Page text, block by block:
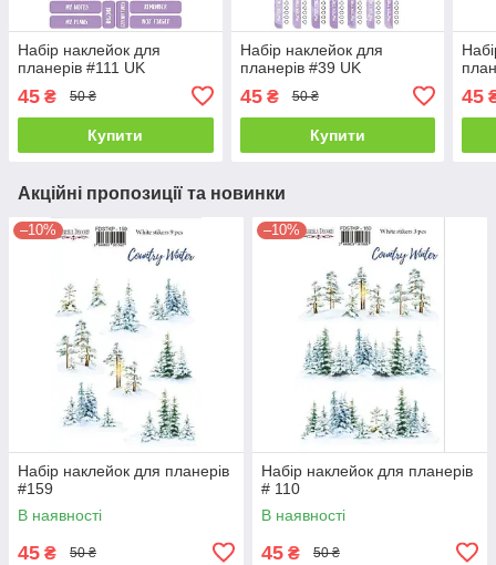
Набір наклейок для
планерів #111 UK
45 ₴ 50 ₴
Купити
Набір наклейок для
планерів #39 UK
45₴ 50 ₴
Купити
45
Акційні пропозиції та новинки
–10%
Набір наклейок для планерів
#159
В наявності
45 ₴ 50 ₴
–10%
Набір наклейок для планерів
# 110
В наявності
45 ₴ 50 ₴